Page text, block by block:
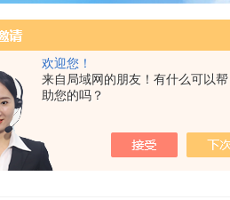
欢迎您！
来自局域网的朋友！有什么可以帮
助您的吗？